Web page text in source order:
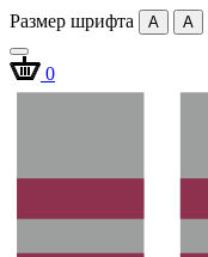
Размер шрифта A A
0